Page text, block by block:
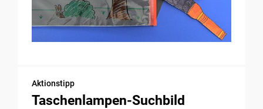
Aktionstipp
Taschenlampen-Suchbild